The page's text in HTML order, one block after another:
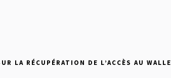
LA RÉCUPÉRATION DE L’ACCÈS AU